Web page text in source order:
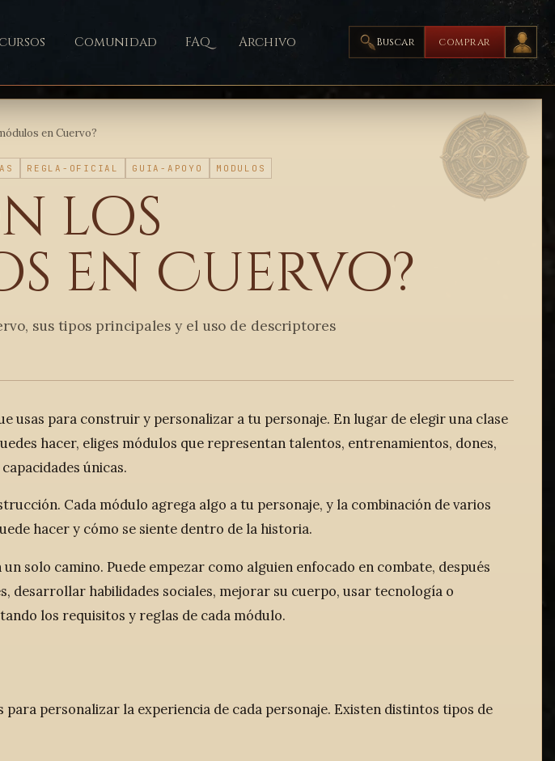
Comunidad FAQ Archivo Buscar COMPRAR
en Cuervo?
REGLA-OFICIAL GUIA-APOYO MODULOS
los
en Cuervo?
sus tipos principales y el uso de descriptores
usas para construir y personalizar a tu personaje. En lugar de elegir una clase
hacer, eliges módulos que representan talentos, entrenamientos, dones,
únicas.
Cada módulo agrega algo a tu personaje, y la combinación de varios
hacer y cómo se siente dentro de la historia.
solo camino. Puede empezar como alguien enfocado en combate, después
desarrollar habilidades sociales, mejorar su cuerpo, usar tecnología o
los requisitos y reglas de cada módulo.
personalizar la experiencia de cada personaje. Existen distintos tipos de